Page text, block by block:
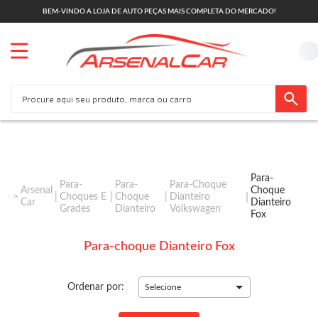
BEM-VINDO A LOJA DE AUTO PEÇAS MAIS COMPLETA DO MERCADO!
Arsenal
Car
Para-
Choques E
Grades
Para-
Choque
Dianteiro
Para-Choque
Dianteiro
Volkswagen
Para-
Choque
Dianteiro
Fox
Para-choque Dianteiro Fox
Ordenar por: Selecione